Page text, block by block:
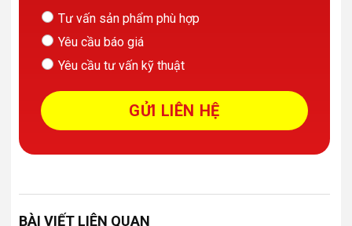
Tư vấn sản phẩm phù hợp
Yêu cầu báo giá
Yêu cầu tư vấn kỹ thuật
BÀI VIẾT LIÊN QUAN